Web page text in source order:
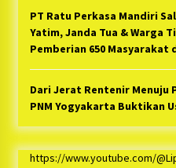
PT Ratu Perkasa Mandiri
Yatim, Janda Tua & Warga
Pemberian 650 Masyarakat
Dari Jerat Rentenir Menuju
PNM Yogyakarta Buktikan
https://www.youtube.com/